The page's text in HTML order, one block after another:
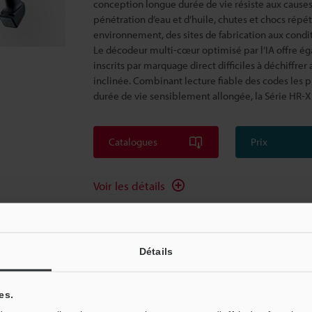
Détails
conception longue durée de vie résiste aux
pénétration d’eau et d’huile, chutes et chocs
environnement, des sites de fabrication aux
Le décodeur multi-cœur optimisé par l’IA offre
inscrits par marquage direct difficiles à
inclinée. Combinant lecture fiable des codes les
durée de vie sensiblement allongée, la Série
Catalogues Prix
Voir les détails